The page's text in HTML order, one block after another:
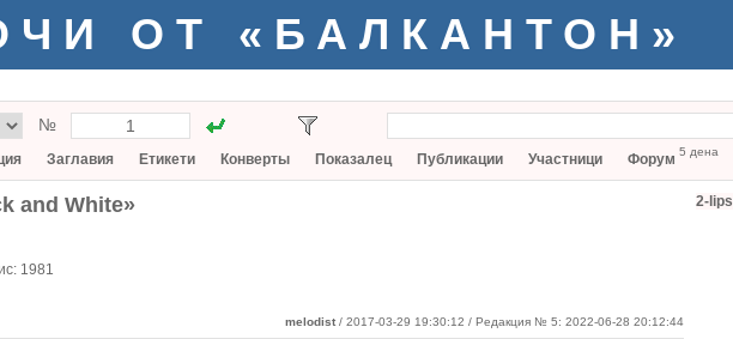
ОТ «БАЛКАНТОН»
№
Заглавия Етикети Конверты Показалец Публикации Участници Форум 5 дена
and White»
1981
melodist / 2017-03-29 19:30:12 / Редакция № 5: 2022-06-28 20:12:44
2-lips